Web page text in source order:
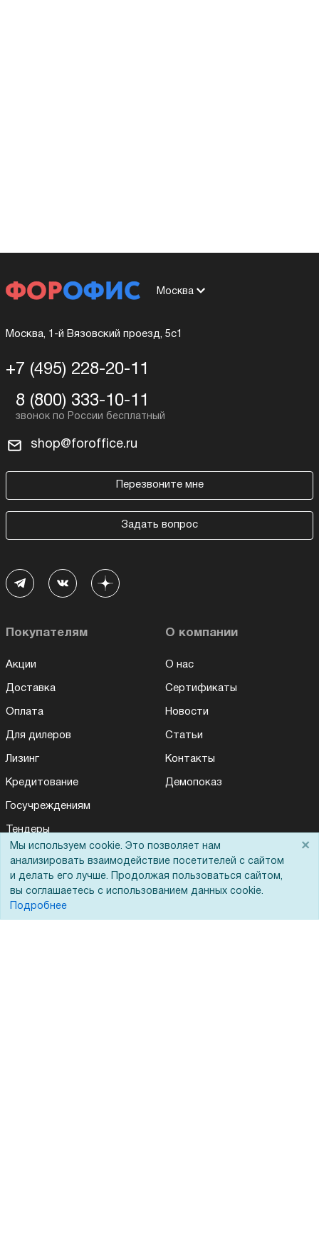
Москва
Москва, 1-й Вязовский проезд, 5с1
+7 (495) 228-20-11
8 (800) 333-10-11
shop@foroffice.ru
Перезвоните мне
Задать вопрос
Покупателям
Акции
Доставка
Оплата
Для дилеров
Лизинг
Кредитование
Госучреждениям
Тендеры
ЭДО
О компании
О нас
Сертификаты
Новости
Статьи
Контакты
Демопоказ
Мы используем cookie. Это позволяет нам
анализировать взаимодействие посетителей с сайтом
и делать его лучше. Продолжая пользоваться сайтом,
вы соглашаетесь с использованием данных cookie.
Подробнее
×